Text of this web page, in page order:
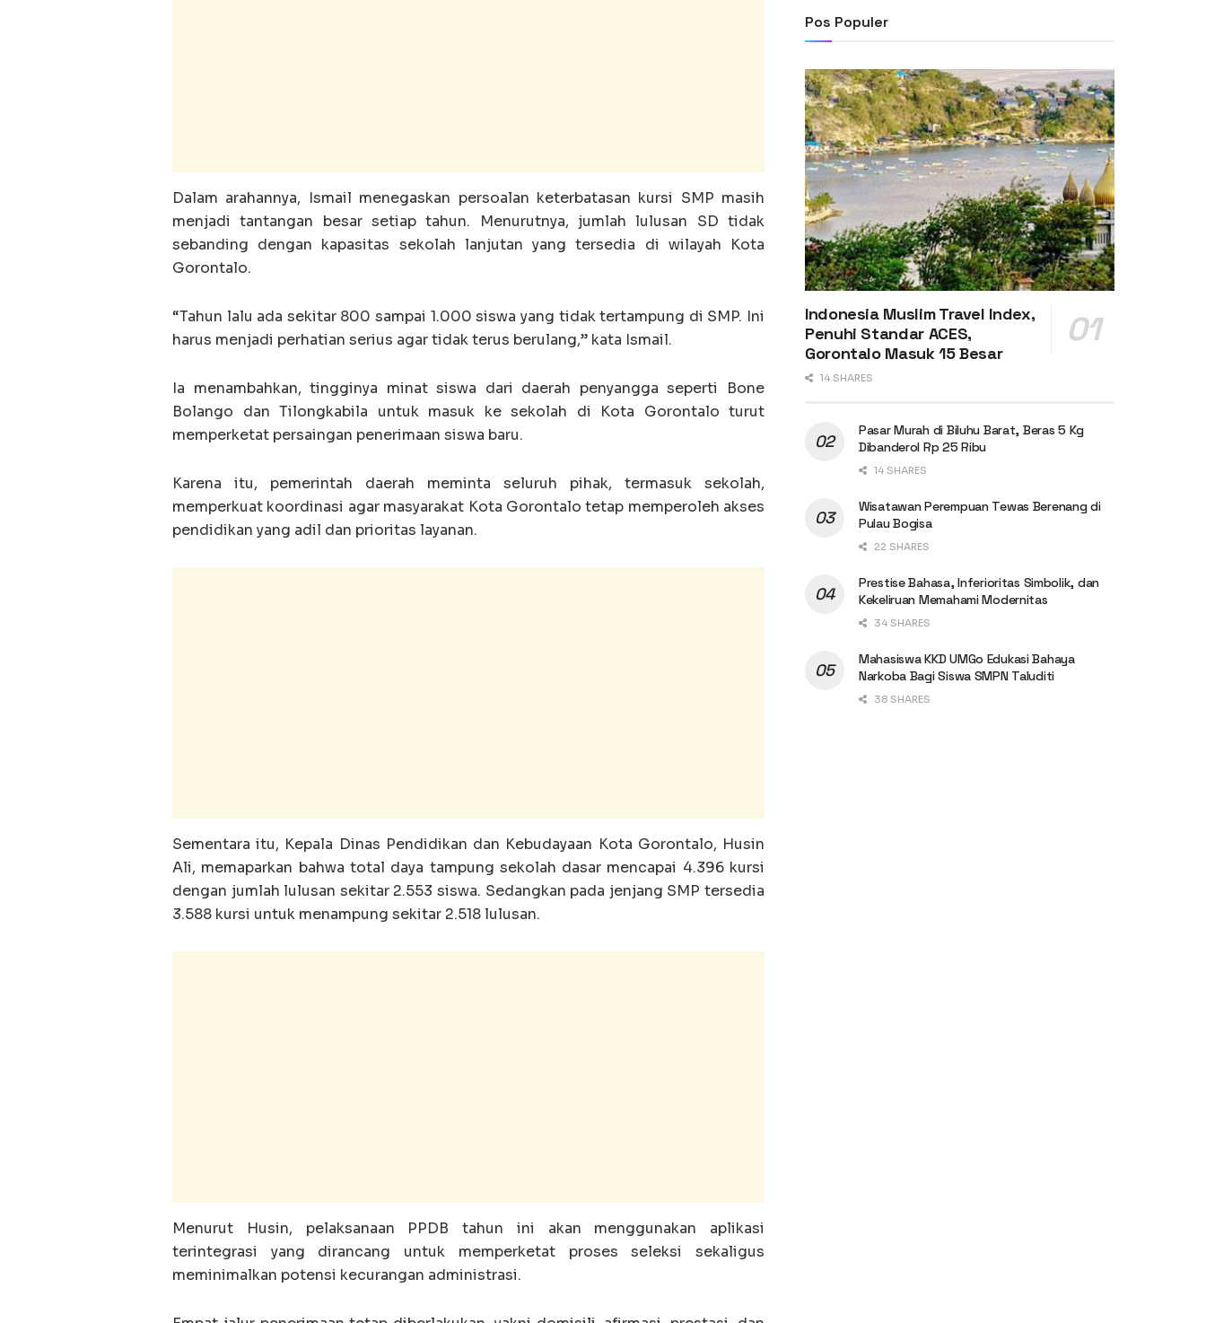
Dalam arahannya, Ismail menegaskan persoalan keterbatasan kursi SMP masih
menjadi tantangan besar setiap tahun. Menurutnya, jumlah lulusan SD tidak
sebanding dengan kapasitas sekolah lanjutan yang tersedia di wilayah Kota
Gorontalo.
“Tahun lalu ada sekitar 800 sampai 1.000 siswa yang tidak tertampung di SMP. Ini
harus menjadi perhatian serius agar tidak terus berulang,” kata Ismail.
Ia menambahkan, tingginya minat siswa dari daerah penyangga seperti Bone
Bolango dan Tilongkabila untuk masuk ke sekolah di Kota Gorontalo turut
memperketat persaingan penerimaan siswa baru.
Karena itu, pemerintah daerah meminta seluruh pihak, termasuk sekolah,
memperkuat koordinasi agar masyarakat Kota Gorontalo tetap memperoleh akses
pendidikan yang adil dan prioritas layanan.
Sementara itu, Kepala Dinas Pendidikan dan Kebudayaan Kota Gorontalo, Husin
Ali, memaparkan bahwa total daya tampung sekolah dasar mencapai 4.396 kursi
dengan jumlah lulusan sekitar 2.553 siswa. Sedangkan pada jenjang SMP tersedia
3.588 kursi untuk menampung sekitar 2.518 lulusan.
Menurut Husin, pelaksanaan PPDB tahun ini akan menggunakan aplikasi
terintegrasi yang dirancang untuk memperketat proses seleksi sekaligus
meminimalkan potensi kecurangan administrasi.
Pos Populer
Indonesia Muslim Travel Index,
Penuhi Standar ACES,
Gorontalo Masuk 15 Besar
14 SHARES
Pasar Murah di Biluhu Barat, Beras 5 Kg
Dibanderol Rp 25 Ribu
14 SHARES
Wisatawan Perempuan Tewas Berenang di
Pulau Bogisa
22 SHARES
Prestise Bahasa, Inferioritas Simbolik, dan
Kekeliruan Memahami Modernitas
34 SHARES
Mahasiswa KKD UMGo Edukasi Bahaya
Narkoba Bagi Siswa SMPN Taluditi
38 SHARES